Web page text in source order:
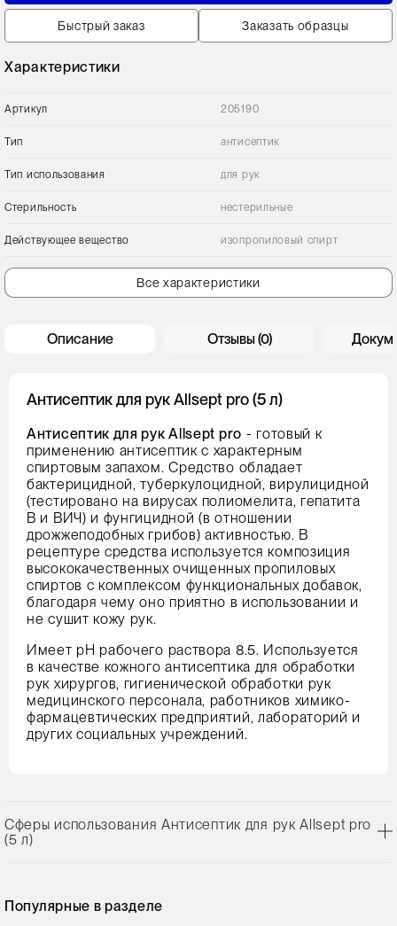
Быстрый заказ Заказать образцы
Характеристики
Артикул 205190
Тип антисептик
Тип использования для рук
Стерильность нестерильные
Действующее вещество изопропиловый спирт
Все характеристики
Описание Отзывы (0)
Антисептик для рук Allsept pro (5 л)
Антисептик для рук Allsept pro - готовый к
применению антисептик с характерным
спиртовым запахом. Средство обладает
бактерицидной, туберкулоцидной, вирулицидной
(тестировано на вирусах полиомелита, гепатита
В и ВИЧ) и фунгицидной (в отношении
дрожжеподобных грибов) активностью. В
рецептуре средства используется композиция
высококачественных очищенных пропиловых
спиртов с комплексом функциональных добавок,
благодаря чему оно приятно в использовании и
не сушит кожу рук.
Имеет рН рабочего раствора 8.5. Используется
в качестве кожного антисептика для обработки
рук хирургов, гигиенической обработки рук
медицинского персонала, работников химико-
фармацевтических предприятий, лабораторий и
других социальных учреждений.
Сферы использования Антисептик для рук Allsept pro
(5 л)
Популярные в разделе